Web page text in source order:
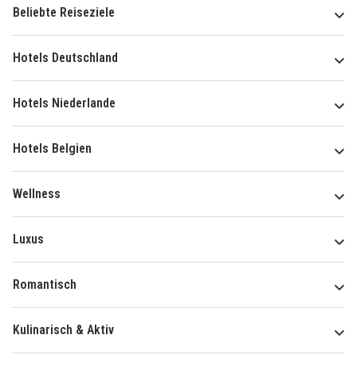
Beliebte Reiseziele
Hotels Deutschland
Hotels Niederlande
Hotels Belgien
Wellness
Luxus
Romantisch
Kulinarisch & Aktiv